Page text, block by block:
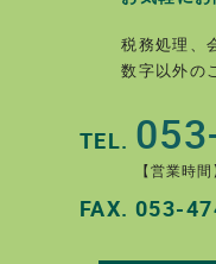
税務処理、
数字以外の
TEL.
【営業時
FAX. 053-